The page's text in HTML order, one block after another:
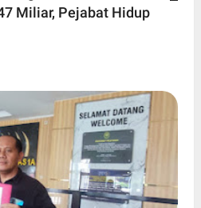
Miliar, Pejabat Hidup